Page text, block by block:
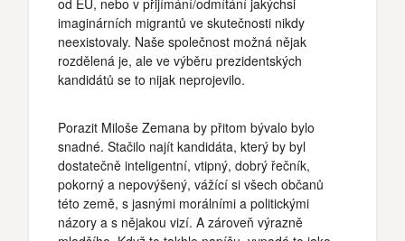
od EU, nebo v přijímání/odmítání jakýchsi
imaginárních migrantů ve skutečnosti nikdy
neexistovaly. Naše společnost možná nějak
rozdělená je, ale ve výběru prezidentských
kandidátů se to nijak neprojevilo.
Porazit Miloše Zemana by přitom bývalo bylo
snadné. Stačilo najít kandidáta, který by byl
dostatečně inteligentní, vtipný, dobrý řečník,
pokorný a nepovýšený, vážící si všech občanů
této země, s jasnými morálními a politickými
názory a s nějakou vizí. A zároveň výrazně